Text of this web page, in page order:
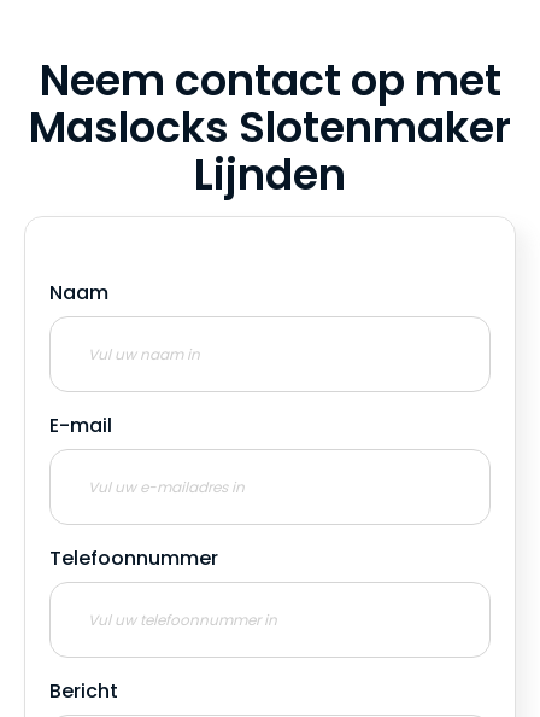
Neem contact op met
Maslocks Slotenmaker
Lijnden
Naam
E-mail
Telefoonnummer
Bericht